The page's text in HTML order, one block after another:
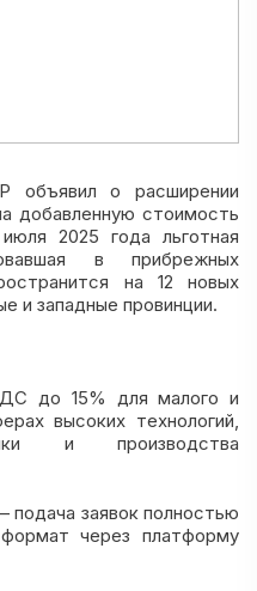
объявил о расширении
добавленную стоимость
2025 года льготная
в прибрежных
на 12 новых
и западные провинции.
до 15% для малого и
высоких технологий,
и производства
заявок полностью
через платформу